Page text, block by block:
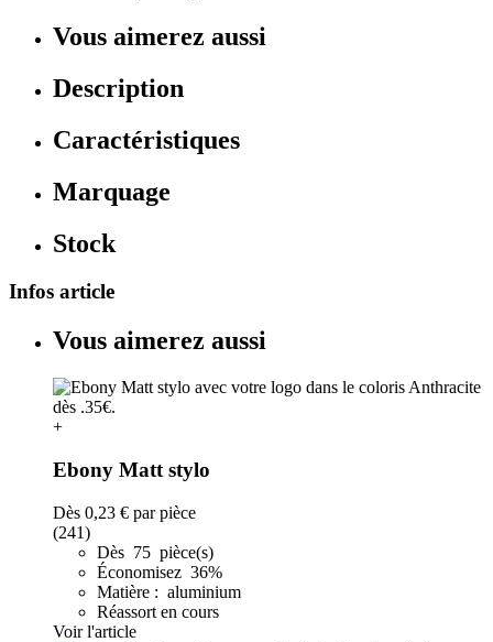
Vous aimerez aussi
Description
Caractéristiques
Marquage
Stock
Infos article
Vous aimerez aussi
+
Ebony Matt stylo
Dès 0,23 € par pièce
(241)
Dès 75 pièce(s)
Économisez 36%
Matière : aluminium
Réassort en cours
Voir l'article